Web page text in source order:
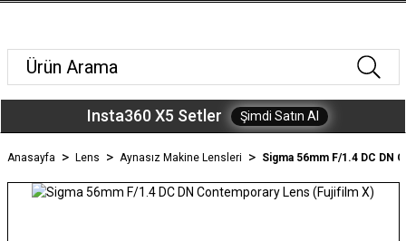
Insta360 X5 Setler Şimdi Satın Al
Anasayfa Lens Aynasız Makine Lensleri Sigma 56mm F/1.4 DC DN